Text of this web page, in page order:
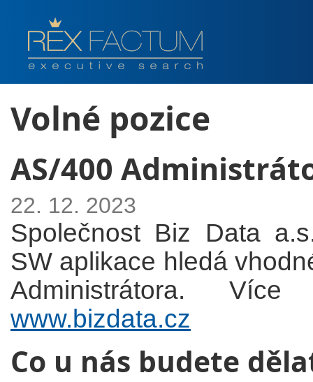
Volné pozice
AS/400
22. 12. 2023
Společnost Biz Data
SW aplikace hledá
Administrátora.
www.bizdata.cz
Co u nás budete